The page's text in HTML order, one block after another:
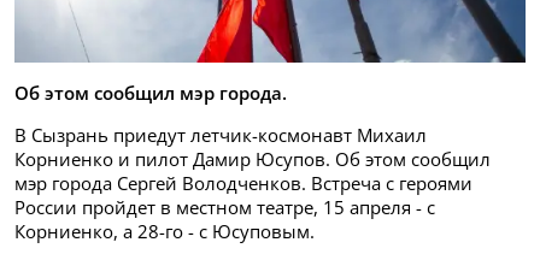
Об этом сообщил мэр города.
В Сызрань приедут летчик-космонавт Михаил
Корниенко и пилот Дамир Юсупов. Об этом сообщил
мэр города Сергей Володченков. Встреча с героями
России пройдет в местном театре, 15 апреля - с
Корниенко, а 28-го - с Юсуповым.